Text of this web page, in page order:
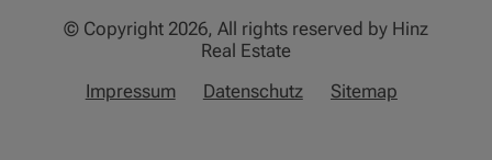
© Copyright 2026, All rights reserved by Hinz
Real Estate
Impressum
Datenschutz Sitemap